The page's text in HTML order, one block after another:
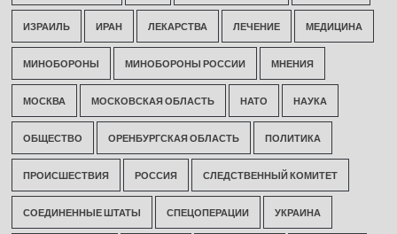
ИЗРАИЛЬ ИРАН ЛЕКАРСТВА ЛЕЧЕНИЕ МЕДИЦИНА
МИНОБОРОНЫ МИНОБОРОНЫ РОССИИ МНЕНИЯ
МОСКВА МОСКОВСКАЯ ОБЛАСТЬ НАТО НАУКА
ОБЩЕСТВО ОРЕНБУРГСКАЯ ОБЛАСТЬ ПОЛИТИКА
ПРОИСШЕСТВИЯ РОССИЯ СЛЕДСТВЕННЫЙ КОМИТЕТ
СОЕДИНЕННЫЕ ШТАТЫ СПЕЦОПЕРАЦИИ УКРАИНА